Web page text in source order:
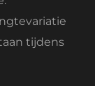
tijdens